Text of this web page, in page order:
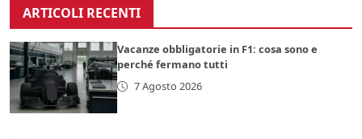
ARTICOLI RECENTI
Vacanze obbligatorie in F1: cosa sono e
perché fermano tutti
7 Agosto 2026